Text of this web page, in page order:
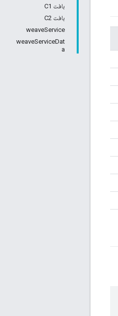
بافت C1
بافت C2
weaveService
weaveServiceDat
a